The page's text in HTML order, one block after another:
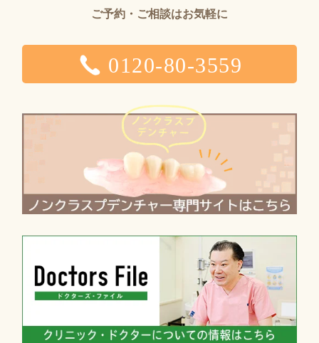
ご予約・ご相談はお気軽に
0120-80-3559